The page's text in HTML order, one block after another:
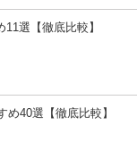
選【徹底比較】
40選【徹底比較】